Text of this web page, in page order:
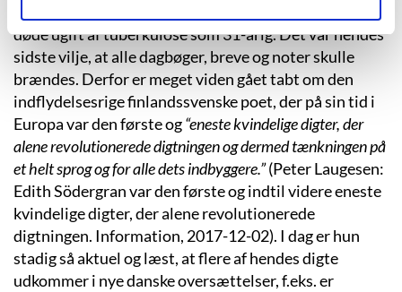
døde ugift af tuberkulose som 31-årig. Det var hendes
sidste vilje, at alle dagbøger, breve og noter skulle
brændes. Derfor er meget viden gået tabt om den
indflydelsesrige finlandssvenske poet, der på sin tid i
Europa var den første og“eneste kvindelige digter, der
alene revolutionerede digtningen og dermed tænkningen på
et helt sprog og for alle dets indbyggere.”(Peter Laugesen:
Edith Södergran var den første og indtil videre eneste
kvindelige digter, der alene revolutionerede
digtningen. Information, 2017-12-02). I dag er hun
stadig så aktuel og læst, at flere af hendes digte
udkommer i nye danske oversættelser, f.eks. er